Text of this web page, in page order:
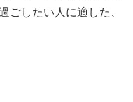
ごしたい人に適した、